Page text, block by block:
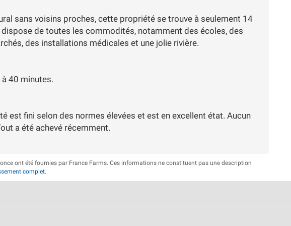
sans voisins proches, cette propriété se trouve à seulement 14
de toutes les commodités, notamment des écoles, des
des installations médicales et une jolie rivière.
40 minutes.
est fini selon des normes élevées et est en excellent état. Aucun
a été achevé récemment.
ont été fournies par France Farms. Ces informations ne constituent pas une description
complet